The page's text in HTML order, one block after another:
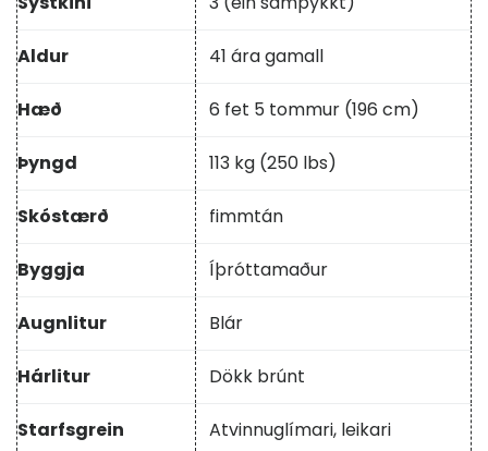
Aldur 41 ára gamall
Hæð 6 fet 5 tommur (196 cm)
Þyngd 113 kg (250 lbs)
Skóstærð fimmtán
Byggja Íþróttamaður
Augnlitur Blár
Hárlitur Dökk brúnt
Starfsgrein Atvinnuglímari, leikari